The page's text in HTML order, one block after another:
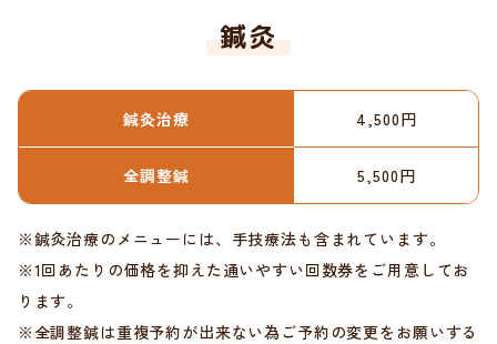
鍼灸
鍼灸治療 4,500円
全調整鍼 5,500円
※鍼灸治療のメニューには、手技療法も含まれています。
※1回あたりの価格を抑えた通いやすい回数券をご用意してお
ります。
※全調整鍼は重複予約が出来ない為ご予約の変更をお願いする